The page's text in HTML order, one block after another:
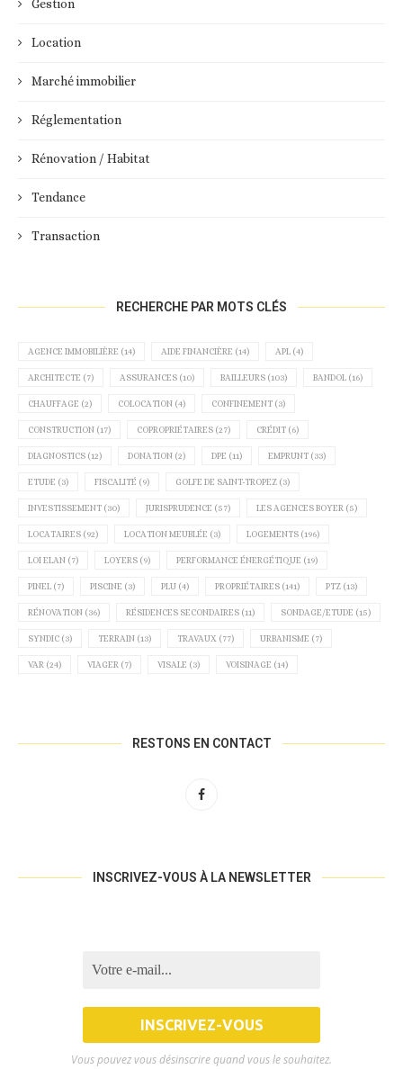
Gestion
Location
Marché immobilier
Réglementation
Rénovation / Habitat
Tendance
Transaction
RECHERCHE PAR MOTS CLÉS
AGENCE IMMOBILIÈRE (14) AIDE FINANCIÈRE (14) APL (4)
ARCHITECTE (7) ASSURANCES (10) BAILLEURS (103) BANDOL (16)
CHAUFFAGE (2) COLOCATION (4) CONFINEMENT (3)
CONSTRUCTION (17) COPROPRIÉTAIRES (27) CRÉDIT (6)
DIAGNOSTICS (12) DONATION (2) DPE (11) EMPRUNT (33)
ETUDE (3) FISCALITÉ (9) GOLFE DE SAINT-TROPEZ (3)
INVESTISSEMENT (30) JURISPRUDENCE (57) LES AGENCES BOYER (5)
LOCATAIRES (92) LOCATION MEUBLÉE (3) LOGEMENTS (196)
LOI ELAN (7) LOYERS (9) PERFORMANCE ÉNERGÉTIQUE (19)
PINEL (7) PISCINE (3) PLU (4) PROPRIÉTAIRES (141) PTZ (13)
RÉNOVATION (36) RÉSIDENCES SECONDAIRES (11) SONDAGE/ETUDE (15)
SYNDIC (3) TERRAIN (13) TRAVAUX (77) URBANISME (7)
VAR (24) VIAGER (7) VISALE (3) VOISINAGE (14)
RESTONS EN CONTACT
INSCRIVEZ-VOUS À LA NEWSLETTER
Vous pouvez vous désinscrire quand vous le souhaitez.